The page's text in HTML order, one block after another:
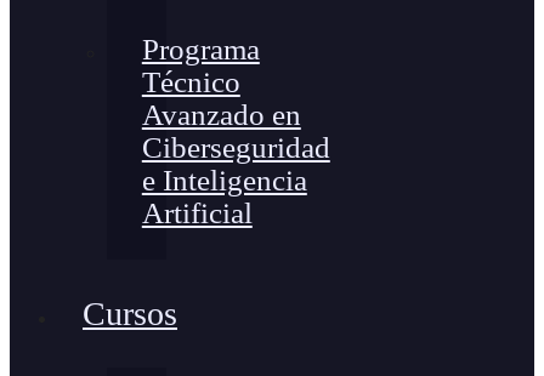
Programa
Técnico
Avanzado en
Ciberseguridad
e Inteligencia
Artificial
Cursos